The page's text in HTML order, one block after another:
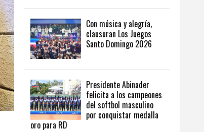
Con música y alegría,
clausuran Los Juegos
Santo Domingo 2026
Presidente Abinader
felicita a los campeones
del softbol masculino
por conquistar medalla
oro para RD